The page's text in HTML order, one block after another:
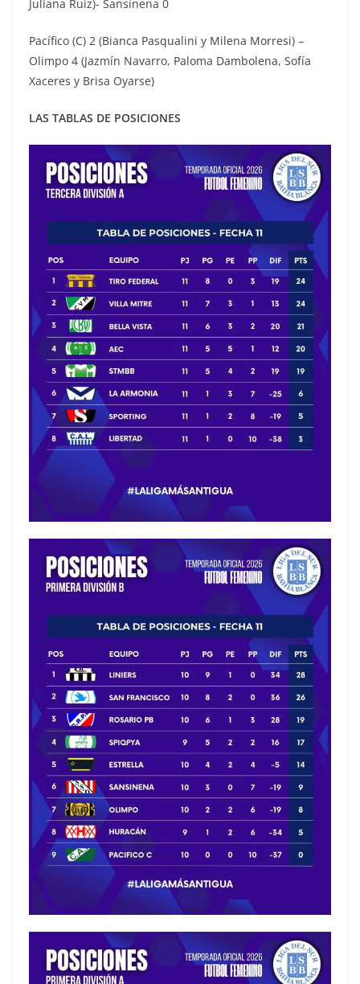
Juliana Ruiz)- Sansinena 0
Pacífico (C) 2 (Bianca Pasqualini y Milena Morresi) –
Olimpo 4 (Jazmín Navarro, Paloma Dambolena, Sofía
Xaceres y Brisa Oyarse)
LAS TABLAS DE POSICIONES